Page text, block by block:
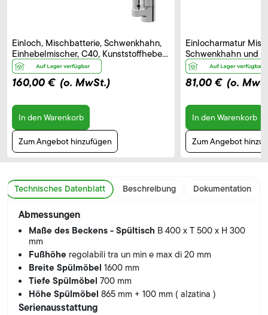
Einloch, Mischbatterie, Schwenkhahn,
Einhebelmischer, C40, Kunststoffhebel
– B 250 mm
160,00 € (o. MwSt.)
In den Warenkorb
Zum Angebot hinzufügen
Einlocharmatur
Schwenkhahn und
Bedienhebel,
81,00 € (o.
In den Warenkorb
Zum Angebot
Technisches Datenblatt Beschreibung Dokumentation
Abmessungen
Maße des Beckens - Spültisch B 400 x T 500 x H 300
mm
Fußhöhe regolabili tra un min e max di 20 mm
Breite Spülmöbel1600 mm
Tiefe Spülmöbel700 mm
Höhe Spülmöbel865 mm + 100 mm ( alzatina )
Serienausstattung